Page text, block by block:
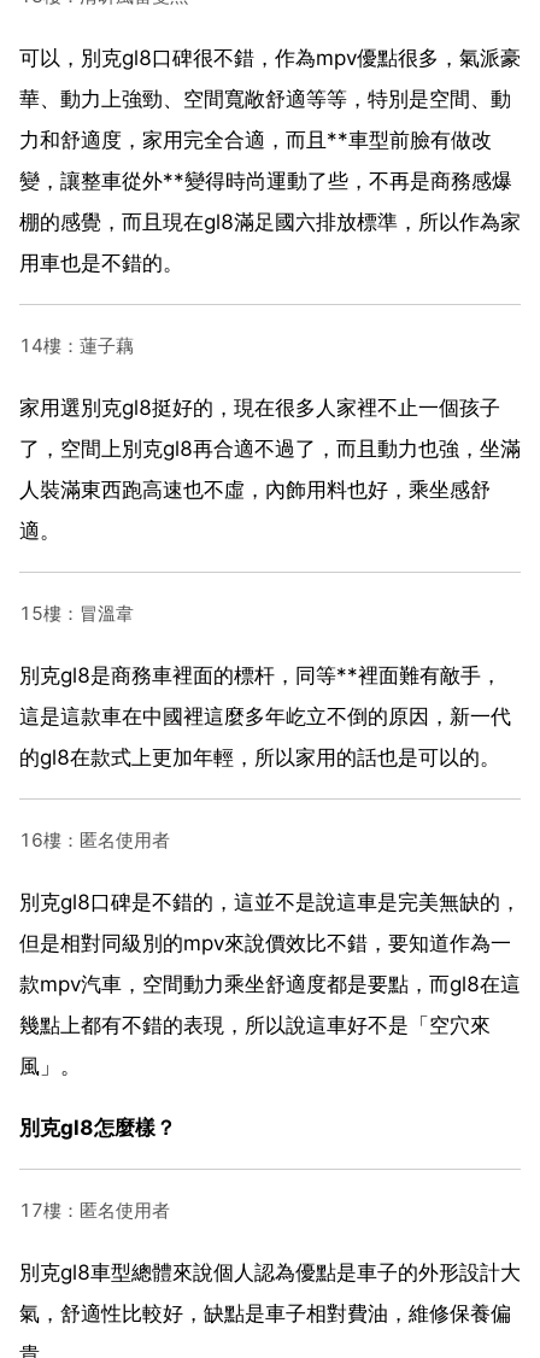
可以，別克gl8口碑很不錯，作為mpv優點很多，氣派豪
華、動力上強勁、空間寬敞舒適等等，特別是空間、動
力和舒適度，家用完全合適，而且**車型前臉有做改
變，讓整車從外**變得時尚運動了些，不再是商務感爆
棚的感覺，而且現在gl8滿足國六排放標準，所以作為家
用車也是不錯的。
14樓：蓮子藕
家用選別克gl8挺好的，現在很多人家裡不止一個孩子
了，空間上別克gl8再合適不過了，而且動力也強，坐滿
人裝滿東西跑高速也不虛，內飾用料也好，乘坐感舒
適。
15樓：冒溫韋
別克gl8是商務車裡面的標杆，同等**裡面難有敵手，
這是這款車在中國裡這麼多年屹立不倒的原因，新一代
的gl8在款式上更加年輕，所以家用的話也是可以的。
16樓：匿名使用者
別克gl8口碑是不錯的，這並不是說這車是完美無缺的，
但是相對同級別的mpv來說價效比不錯，要知道作為一
款mpv汽車，空間動力乘坐舒適度都是要點，而gl8在這
幾點上都有不錯的表現，所以說這車好不是「空穴來
風」。
別克gl8怎麼樣？
17樓：匿名使用者
別克gl8車型總體來說個人認為優點是車子的外形設計大
氣，舒適性比較好，缺點是車子相對費油，維修保養偏